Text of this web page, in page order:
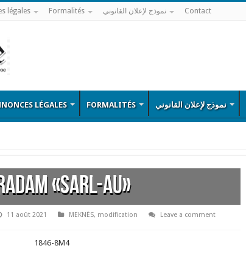
légales Formalités نموذج لإعلان القانوني Contact
LÉGALES FORMALITÉS نموذج لإعلان القانوني
«sarl-au»
11 août 2021 MEKNÈS, modification
Leave a comment
1846-8M4